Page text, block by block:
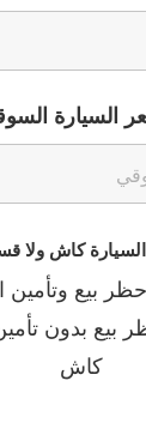
السيارة
السيارة كاش ولا
بيع وتأمين
بدون
كاش